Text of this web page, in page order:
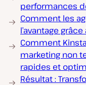
performances
Comment les
l’avantage
Comment
marketing non
rapides et
Résultat :